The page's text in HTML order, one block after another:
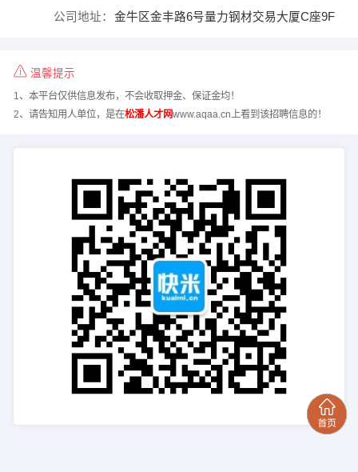
公司地址： 金牛区金丰路6号量力钢材交易大厦C座9F
温馨提示
1、本平台仅供信息发布，不会收取押金、保证金均！
2、请告知用人单位，是在松潘人才网www.aqaa.cn上看到该招聘信息的！